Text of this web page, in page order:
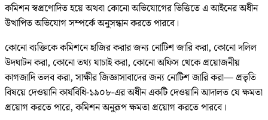
কমিশন স্বপ্রণোদিত হয়ে অথবা কোনো অভিযোগের ভিত্তিতে এ আইনের অধীন
উত্থাপিত অভিযোগ সম্পর্কে অনুসন্ধান করতে পারবে।
কোনো ব্যক্তিকে কমিশনে হাজির করার জন্য নোটিশ জারি করা, কোনো দলিল
উদঘাটন করা, কোনো তথ্য যাচাই করা, কোনো অফিস থেকে প্রয়োজনীয়
কাগজাদি তলব করা, সাক্ষীর জিজ্ঞাসাবাদের জন্য নোটিশ জারি করা— প্রভৃতি
বিষয়ে দেওয়ানি কার্যবিধি-১৯০৮-এর অধীন একটি দেওয়ানি আদালত যে ক্ষমতা
প্রয়োগ করতে পারে, কমিশন অনুরূপ ক্ষমতা প্রয়োগ করতে পারবে।